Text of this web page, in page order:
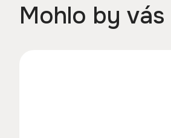
Mohlo by